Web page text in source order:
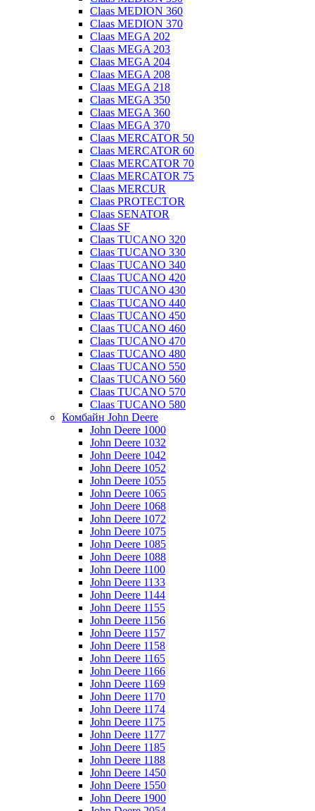
Claas MEDION 360
Claas MEDION 370
Claas MEGA 202
Claas MEGA 203
Claas MEGA 204
Claas MEGA 208
Claas MEGA 218
Claas MEGA 350
Claas MEGA 360
Claas MEGA 370
Claas MERCATOR 50
Claas MERCATOR 60
Claas MERCATOR 70
Claas MERCATOR 75
Claas MERCUR
Claas PROTECTOR
Claas SENATOR
Claas SF
Claas TUCANO 320
Claas TUCANO 330
Claas TUCANO 340
Claas TUCANO 420
Claas TUCANO 430
Claas TUCANO 440
Claas TUCANO 450
Claas TUCANO 460
Claas TUCANO 470
Claas TUCANO 480
Claas TUCANO 550
Claas TUCANO 560
Claas TUCANO 570
Claas TUCANO 580
Комбайн John Deere
John Deere 1000
John Deere 1032
John Deere 1042
John Deere 1052
John Deere 1055
John Deere 1065
John Deere 1068
John Deere 1072
John Deere 1075
John Deere 1085
John Deere 1088
John Deere 1100
John Deere 1133
John Deere 1144
John Deere 1155
John Deere 1156
John Deere 1157
John Deere 1158
John Deere 1165
John Deere 1166
John Deere 1169
John Deere 1170
John Deere 1174
John Deere 1175
John Deere 1177
John Deere 1185
John Deere 1188
John Deere 1450
John Deere 1550
John Deere 1900